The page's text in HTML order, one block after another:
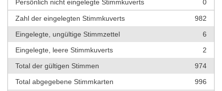
Persönlich nicht eingelegte Stimmkuverts
0
Zahl der eingelegten Stimmkuverts
982
Eingelegte, ungültige Stimmzettel
6
Eingelegte, leere Stimmkuverts
2
Total der gültigen Stimmen
974
Total abgegebene Stimmkarten
996